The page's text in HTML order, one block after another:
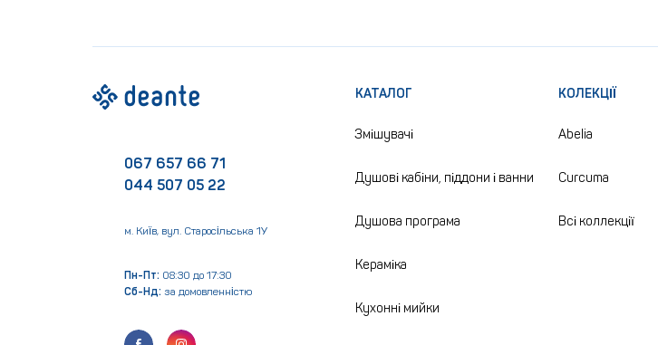
КАТАЛОГ
Змішувачі
Душові кабіни, піддони і ванни
Душова програма
Кераміка
Кухонні мийки
КОЛЕКЦІЇ
Abelia
Curcuma
Всі коллекції
067 657 66 71
044 507 05 22
м. Київ, вул. Старосільська 1У
Пн-Пт: 08:30 до 17:30
Сб-Нд: за домовленністю